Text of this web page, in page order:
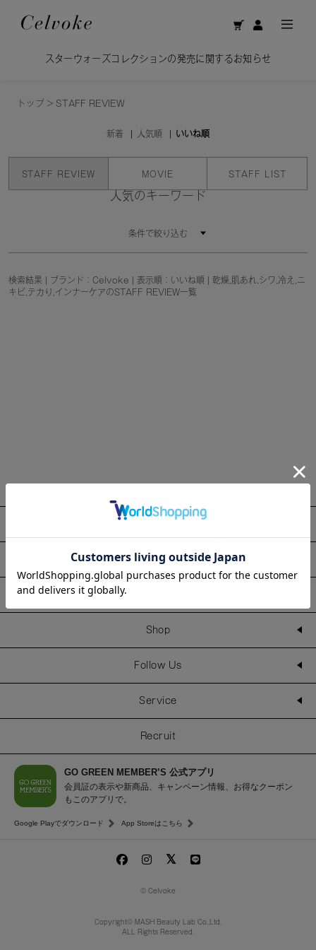
スターウォーズコレクションの発売に関するお知らせ
トップ > STAFF REVIEW
新着 人気順 いいね順
STAFF REVIEW MOVIE STAFF LIST
人気のキーワード
条件で絞り込む
検索結果 | ブランド：Celvoke | 表示順：いいね順 | 乾燥,肌あれ,シワ,冷え,ニ
キビ,テカり,インナーケアのSTAFF REVIEW一覧
Information
Shop
Follow Us
Service
Recruit
GO GREEN MEMBER’S 公式アプリ
会員証の表示や新商品、キャンペーン情報、お得なクーポン
もこのアプリで。
Google Playでダウンロード App Storeはこちら
© Celvoke
Copyright© MASH Beauty Lab Co.,Ltd.
ALL Rights Reserved.